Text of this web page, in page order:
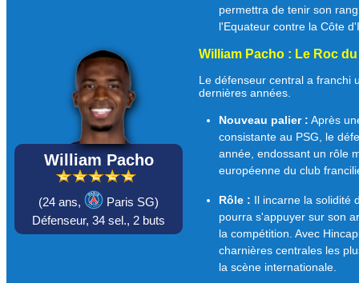
permettra de tenir son
l'Equateur contre la Côte
William Pacho
(24 ans,
Paris SG)
Défenseur, 34 sel., 2 buts
William Pacho : Le Roc
Le défenseur central a franchi
dernières années.
Nouveau palier : Après
consistante au PSG, le
année, endossant un rôle
européenne du club
Rôle : Il incarne la solidité
pourra s'appuyer sur son
la compétition. Avec
charnières centrales les
la scène internationale.